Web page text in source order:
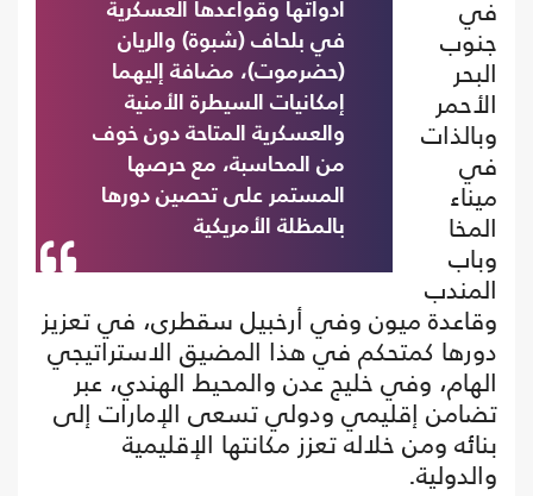
أدواتها وقواعدها العسكرية
في بلحاف (شبوة) والريان
(حضرموت)، مضافة إليهما
إمكانيات السيطرة الأمنية
والعسكرية المتاحة دون خوف
من المحاسبة، مع حرصها
المستمر على تحصين دورها
بالمظلة الأمريكية
في
جنوب
البحر
الأحمر
وبالذات
في
ميناء
المخا
وباب
المندب
وقاعدة ميون وفي أرخبيل سقطرى، في تعزيز
دورها كمتحكم في هذا المضيق الاستراتيجي
الهام، وفي خليج عدن والمحيط الهندي، عبر
تضامن إقليمي ودولي تسعى الإمارات إلى
بنائه ومن خلاله تعزز مكانتها الإقليمية
والدولية.